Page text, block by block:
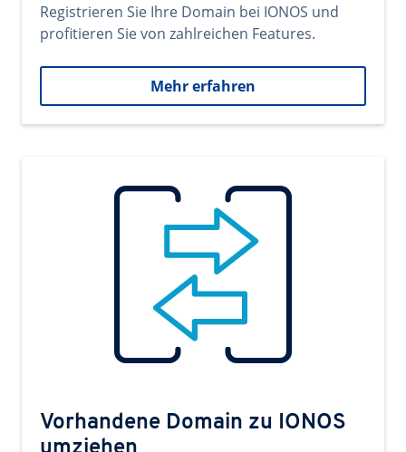
Registrieren Sie Ihre Domain bei IONOS und
profitieren Sie von zahlreichen Features.
Mehr erfahren
Vorhandene Domain zu IONOS